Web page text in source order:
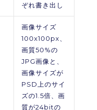
ぞれ書き出し
画像サイズ
100x100px、
画質50%の
JPG画像と、
画像サイズが
PSD上のサイ
ズの1.5倍、画
質が24bitの